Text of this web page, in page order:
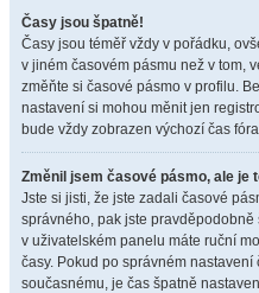
Časy jsou špatně!
Časy jsou téměř vždy v pořádku,
v jiném časovém pásmu než v tom,
změňte si časové pásmo v profilu.
nastavení si mohou měnit jen
bude vždy zobrazen výchozí čas
Změnil jsem časové pásmo, ale je
Jste si jisti, že jste zadali časové
správného, pak jste
v uživatelském panelu máte ruční
časy. Pokud po správném
současnému, je čas špatně